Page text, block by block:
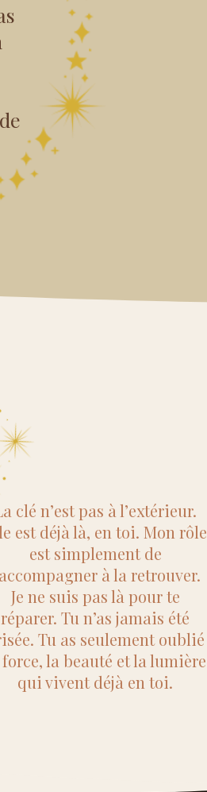
clé n’est pas à l’extérieur.
est déjà là, en toi. Mon rôle
est simplement de
à la retrouver.
Je ne suis pas là pour te
réparer. Tu n’as jamais été
Tu as seulement oublié
la beauté et la lumière
qui vivent déjà en toi.